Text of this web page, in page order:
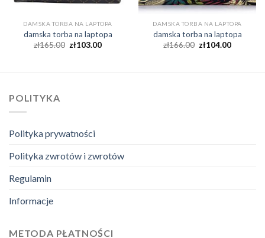
DAMSKA TORBA NA LAPTOPA
damska torba na laptopa
zł165.00 zł103.00
DAMSKA TORBA NA LAPTOPA
damska torba na laptopa
zł166.00 zł104.00
POLITYKA
Polityka prywatności
Polityka zwrotów i zwrotów
Regulamin
Informacje
METODA PŁATNOŚCI